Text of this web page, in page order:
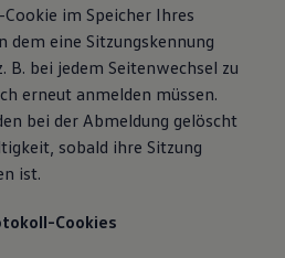
im Speicher Ihres
dem eine Sitzungskennung
B. bei jedem Seitenwechsel zu
erneut anmelden müssen.
bei der Abmeldung gelöscht
sobald ihre Sitzung
ist.
Cookies